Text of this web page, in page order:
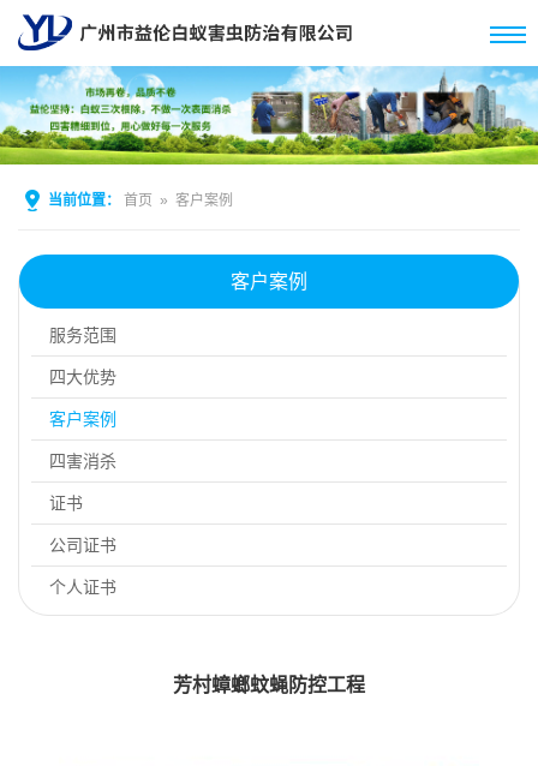
当前位置： 首页 » 客户案例
客户案例
服务范围
四大优势
客户案例
四害消杀
证书
公司证书
个人证书
芳村蟑螂蚊蝇防控工程